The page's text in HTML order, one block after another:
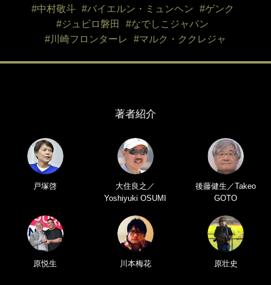
#中村敬斗
#バイエルン・ミュンヘン
#ゲンク
#ジュビロ磐田
#なでしこジャパン
#川崎フロンターレ
#マルク・ククレジャ
著者紹介
戸塚啓
大住良之／
Yoshiyuki OSUMI
後藤健生／Takeo
GOTO
原悦生 川本梅花 原壮史